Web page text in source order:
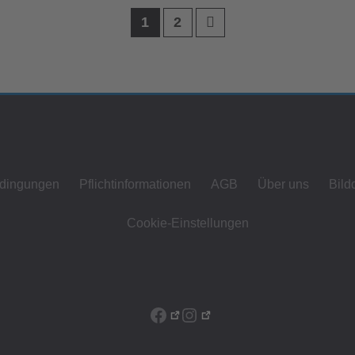
1 2
Pflichtinformationen AGB Über uns
Cookie-Einstellungen
Facebook
Instagram